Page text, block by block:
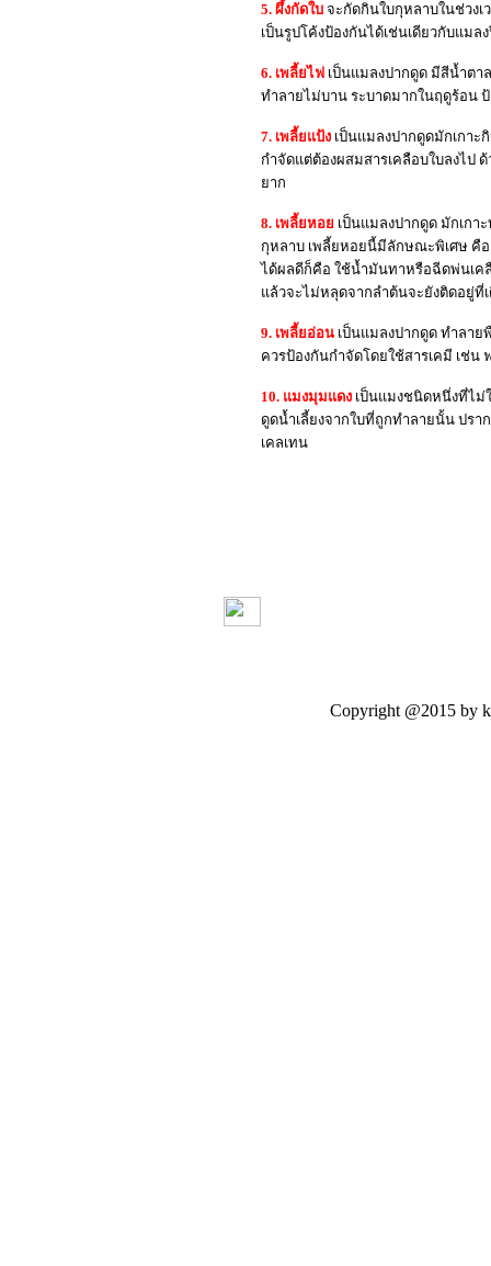
5. ผึ้งกัดใบ จะกัดกินใบกุหลาบในช่วง
เป็นรูปโค้งป้องกันได้เช่นเดียวกับแมล
6. เพลี้ยไฟ เป็นแมลงปากดูด มีสีน้ำตา
ทำลายไม่บาน ระบาดมากในฤดูร้อน
7. เพลี้ยแป้ง เป็นแมลงปากดูดมักเกาะ
กำจัดแต่ต้องผสมสารเคลือบใบลงไป
ยาก
8. เพลี้ยหอย เป็นแมลงปากดูด มักเกา
กุหลาบ เพลี้ยหอยนี้มีลักษณะพิเศษ คื
ได้ผลดีก็คือ ใช้น้ำมันทาหรือฉีดพ่นเค
แล้วจะไม่หลุดจากลำต้นจะยังติดอยู่ที่
9. เพลี้ยอ่อน เป็นแมลงปากดูด ทำลาย
ควรป้องกันกำจัดโดยใช้สารเคมี เช่น
10. แมงมุมแดง เป็นแมงชนิดหนึ่งที่ไม่
ดูดน้ำเลี้ยงจากใบที่ถูกทำลายนั้น ปรา
เคลเทน
Copyright @2015 by